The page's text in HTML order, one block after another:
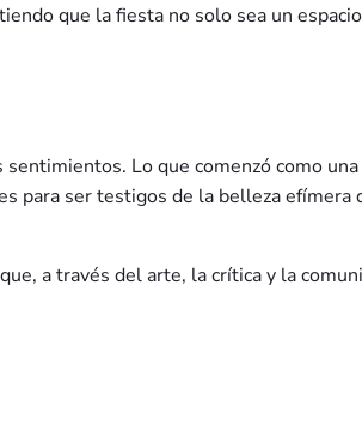
que la fiesta no solo sea un
Lo que comenzó como
para ser testigos de la belleza
a través del arte, la crítica y la